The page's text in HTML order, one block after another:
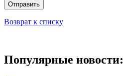
Отправить
Возврат к списку
Популярные новости: